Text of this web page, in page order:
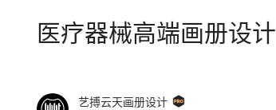
医疗器械高端画册设计
艺搏云天画册设计